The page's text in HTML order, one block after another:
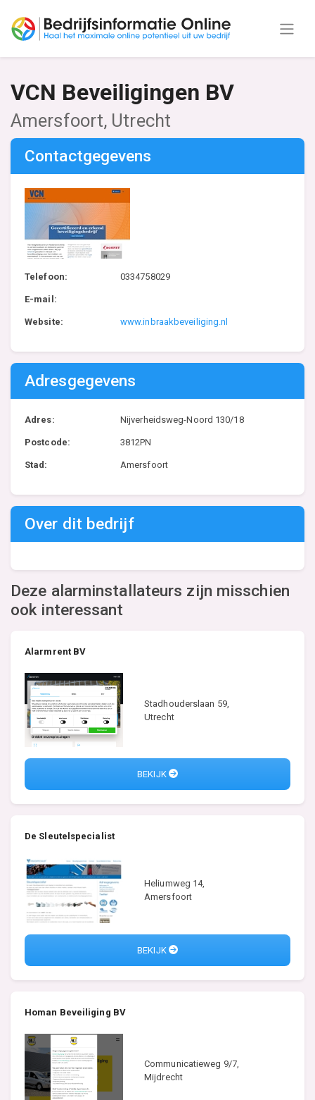
VCN Beveiligingen BV
Amersfoort, Utrecht
Contactgegevens
Telefoon: 0334758029
E-mail:
Website: www.inbraakbeveiliging.nl
Adresgegevens
Adres: Nijverheidsweg-Noord 130/18
Postcode: 3812PN
Stad: Amersfoort
Over dit bedrijf
Deze alarminstallateurs zijn misschien
ook interessant
Alarmrent BV
Stadhouderslaan 59,
Utrecht
BEKIJK
De Sleutelspecialist
Heliumweg 14,
Amersfoort
BEKIJK
Homan Beveiliging BV
Communicatieweg 9/7,
Mijdrecht